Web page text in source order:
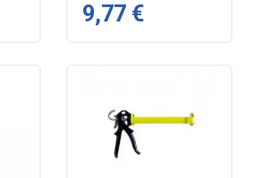
9,77 €